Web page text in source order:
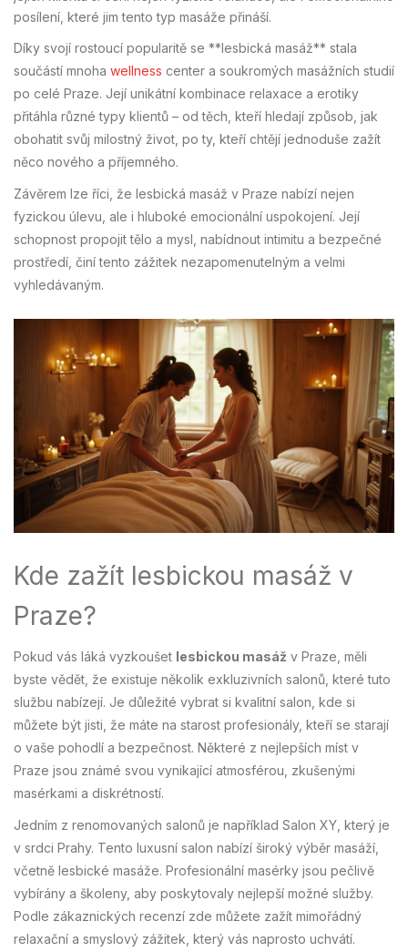
posílení, které jim tento typ masáže přináší.
Díky svojí rostoucí popularitě se **lesbická masáž** stala
součástí mnoha wellness center a soukromých masážních studií
po celé Praze. Její unikátní kombinace relaxace a erotiky
přitáhla různé typy klientů – od těch, kteří hledají způsob, jak
obohatit svůj milostný život, po ty, kteří chtějí jednoduše zažít
něco nového a příjemného.
Závěrem lze říci, že lesbická masáž v Praze nabízí nejen
fyzickou úlevu, ale i hluboké emocionální uspokojení. Její
schopnost propojit tělo a mysl, nabídnout intimitu a bezpečné
prostředí, činí tento zážitek nezapomenutelným a velmi
vyhledávaným.
Kde zažít lesbickou masáž v
Praze?
Pokud vás láká vyzkoušet lesbickou masáž v Praze, měli
byste vědět, že existuje několik exkluzivních salonů, které tuto
službu nabízejí. Je důležité vybrat si kvalitní salon, kde si
můžete být jisti, že máte na starost profesionály, kteří se starají
o vaše pohodlí a bezpečnost. Některé z nejlepších míst v
Praze jsou známé svou vynikající atmosférou, zkušenými
masérkami a diskrétností.
Jedním z renomovaných salonů je například Salon XY, který je
v srdci Prahy. Tento luxusní salon nabízí široký výběr masáží,
včetně lesbické masáže. Profesionální masérky jsou pečlivě
vybírány a školeny, aby poskytovaly nejlepší možné služby.
Podle zákaznických recenzí zde můžete zažít mimořádný
relaxační a smyslový zážitek, který vás naprosto uchvátí.